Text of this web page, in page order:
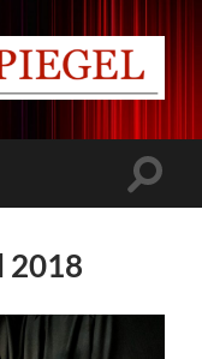
Toggle
2018